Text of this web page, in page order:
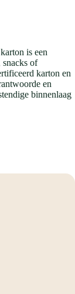
is een
of
karton en
en
binnenlaag
is gemaakt van
wat zorgt
stevige karton met
het een
centraal
binnen de serie
Dit formaat is